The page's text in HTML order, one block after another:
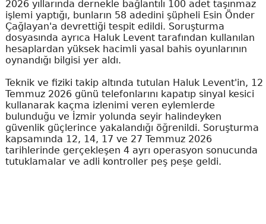
2026 yıllarında dernekle bağlantılı 100 adet taşınmaz
işlemi yaptığı, bunların 58 adedini şüpheli Esin Önder
Çağlayan'a devrettiği tespit edildi. Soruşturma
dosyasında ayrıca Haluk Levent tarafından kullanılan
hesaplardan yüksek hacimli yasal bahis oyunlarının
oynandığı bilgisi yer aldı.
Teknik ve fiziki takip altında tutulan Haluk Levent'in, 12
Temmuz 2026 günü telefonlarını kapatıp sinyal kesici
kullanarak kaçma izlenimi veren eylemlerde
bulunduğu ve İzmir yolunda seyir halindeyken
güvenlik güçlerince yakalandığı öğrenildi. Soruşturma
kapsamında 12, 14, 17 ve 27 Temmuz 2026
tarihlerinde gerçekleşen 4 ayrı operasyon sonucunda
tutuklamalar ve adli kontroller peş peşe geldi.